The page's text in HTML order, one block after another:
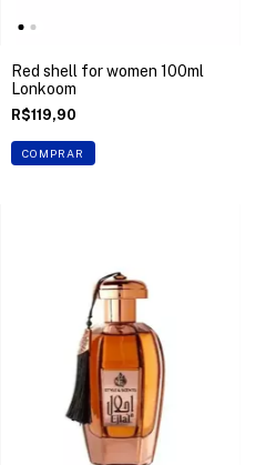
Red shell for women 100ml
Lonkoom
R$119,90
COMPRAR